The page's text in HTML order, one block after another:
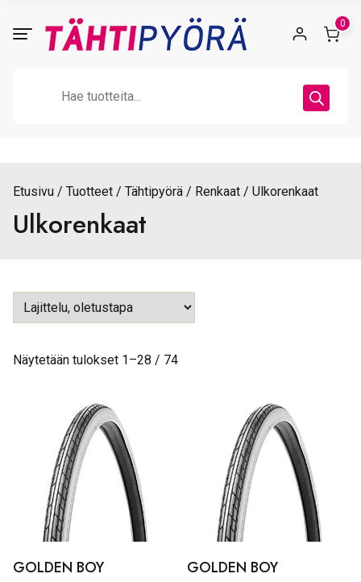
0
Etusivu Tuotteet Tähtipyörä Renkaat Ulkorenkaat
Ulkorenkaat
Näytetään tulokset 1–28 / 74
GOLDEN BOY
GOLDEN BOY